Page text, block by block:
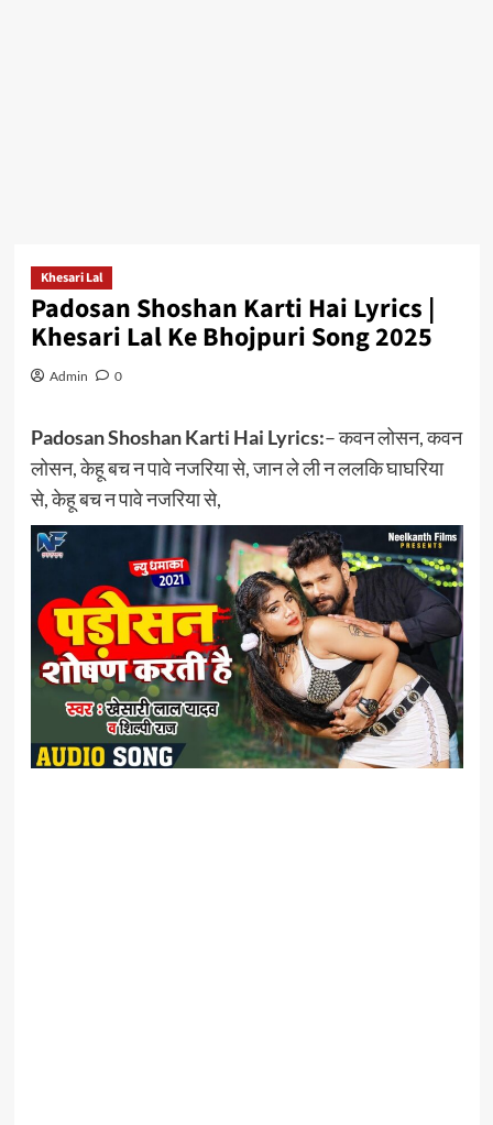
Khesari Lal
Padosan Shoshan Karti Hai Lyrics |
Khesari Lal Ke Bhojpuri Song 2025
Admin 0
Padosan Shoshan Karti Hai Lyrics:– कवन लोसन, कवन
लोसन, केहू बच न पावे नजरिया से, जान ले ली न ललकि घाघरिया
से, केहू बच न पावे नजरिया से,